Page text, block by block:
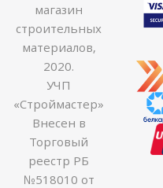
магазин
строительных
материалов,
2020.
УЧП
«Строймастер»
Внесен в
Торговый
реестр РБ
№518010 от